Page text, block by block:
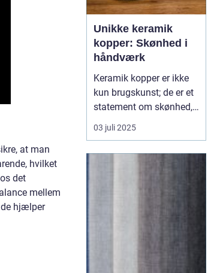
at man
hvilket
det
mellem
hjælper
Unikke keramik
kopper: Skønhed i
håndværk
Keramik kopper er ikke
kun brugskunst; de er et
statement om skønhed,
funktionalitet og
personlig stil. Hver kop
03 juli 2025